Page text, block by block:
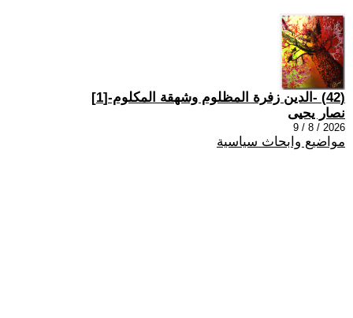
(42) -الدين زفرة المظلوم وشهقة المكلوم-[1]
نصار يحيى
2026 / 8 / 9
مواضيع وابحاث سياسية